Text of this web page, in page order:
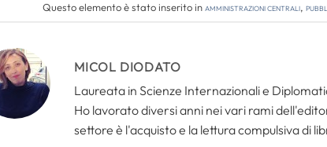
Questo elemento è stato inserito inAmministrazioni Centrali,
MICOL DIODATO
Laureata in Scienze Internazionali e
Ho lavorato diversi anni nei vari rami
settore è l'acquisto e la lettura compulsiva di